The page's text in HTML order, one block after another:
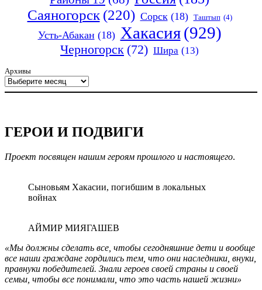
Саяногорск (220) Сорск (18) Таштып (4)
Усть-Абакан (18) Хакасия (929)
Черногорск (72) Шира (13)
Архивы
ГЕРОИ И ПОДВИГИ
Проект посвящен нашим героям прошлого и настоящего.
Сыновьям Хакасии, погибшим в локальных
войнах
АЙМИР МИЯГАШЕВ
«Мы должны сделать все, чтобы сегодняшние дети и вообще
все наши граждане гордились тем, что они наследники, внуки,
правнуки победителей. Знали героев своей страны и своей
семьи, чтобы все понимали, что это часть нашей жизни»